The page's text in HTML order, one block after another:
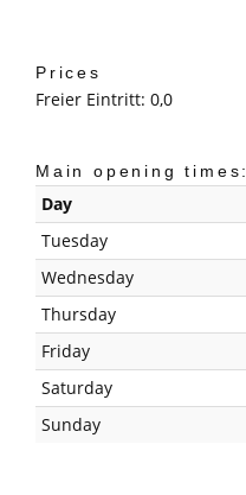
Prices
Freier Eintritt: 0,0
Main opening times:
Day
Tuesday
Wednesday
Thursday
Friday
Saturday
Sunday